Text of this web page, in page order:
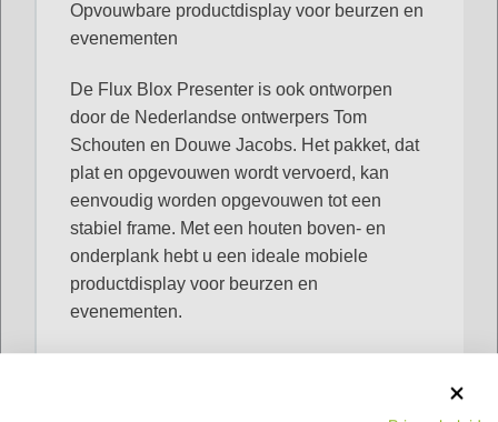
Opvouwbare productdisplay voor beurzen en
evenementen
De Flux Blox Presenter is ook ontworpen
door de Nederlandse ontwerpers Tom
Schouten en Douwe Jacobs. Het pakket, dat
plat en opgevouwen wordt vervoerd, kan
eenvoudig worden opgevouwen tot een
stabiel frame. Met een houten boven- en
onderplank hebt u een ideale mobiele
productdisplay voor beurzen en
evenementen.